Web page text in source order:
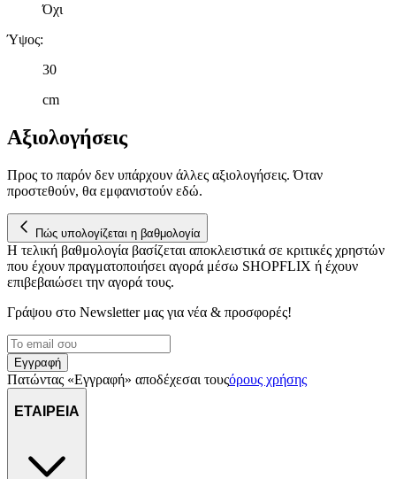
Όχι
Ύψος:
30
cm
Αξιολογήσεις
Προς το παρόν δεν υπάρχουν άλλες αξιολογήσεις. Όταν
προστεθούν, θα εμφανιστούν εδώ.
Πώς υπολογίζεται η βαθμολογία
Η τελική βαθμολογία βασίζεται αποκλειστικά σε κριτικές χρηστών
που έχουν πραγματοποιήσει αγορά μέσω SHOPFLIX ή έχουν
επιβεβαιώσει την αγορά τους.
Γράψου στο Νewsletter μας για νέα & προσφορές!
Εγγραφή
Πατώντας «Εγγραφή» αποδέχεσαι τουςόρους χρήσης
ΕΤΑΙΡΕΙΑ